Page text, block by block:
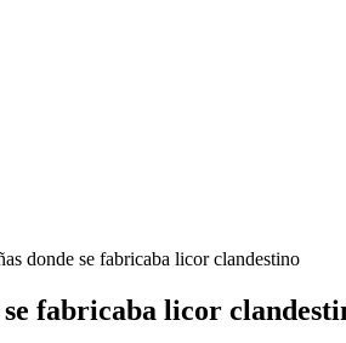
donde se fabricaba licor clandestino
fabricaba licor